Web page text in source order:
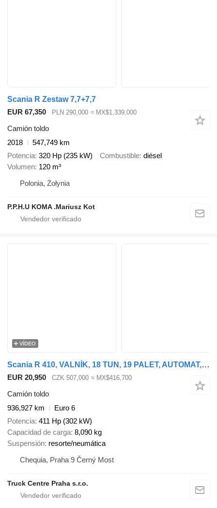
Scania R Zestaw 7,7+7,7
EUR 67,350
PLN 290,000 ≈ MX$1,339,000
Camión toldo
2018
547,749 km
Potencia 320 Hp (235 kW) Combustible diésel
Volumen 120 m³
Polonia, Żołynia
P.P.H.U KOMA .Mariusz Kot
VÍDEO
Scania R 410, VALNÍK, 18 TUN, 19 PALET, AUTOMAT, EURO 6
EUR 20,950 CZK 507,000 ≈ MX$416,700
Camión toldo
936,927 km
Euro 6
Potencia 411 Hp (302 kW)
Capacidad de carga 8,090 kg
Suspensión resorte/neumática
Chequia, Praha 9 Černý Most
Truck Centre Praha s.r.o.